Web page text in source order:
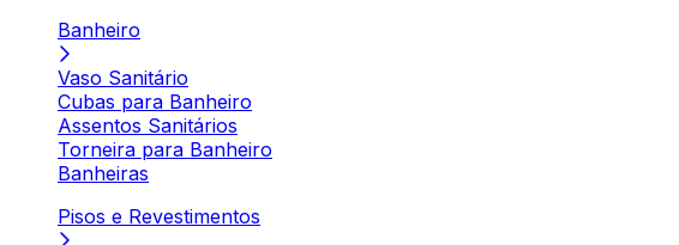
Banheiro
Vaso Sanitário
Cubas para Banheiro
Assentos Sanitários
Torneira para Banheiro
Banheiras
Pisos e Revestimentos